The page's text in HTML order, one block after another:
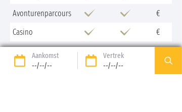
Avonturenparcours
€
Casino
€
Surfles
Parapente
Aankomst
--/--/--
Vertrek
--/--/--